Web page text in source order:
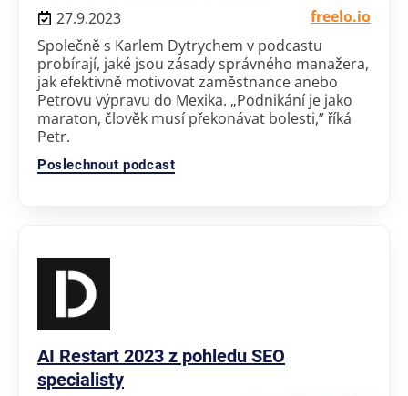
27.9.2023
freelo.io
Společně s Karlem Dytrychem v podcastu
probírají, jaké jsou zásady správného manažera,
jak efektivně motivovat zaměstnance anebo
Petrovu výpravu do Mexika. „Podnikání je jako
maraton, člověk musí překonávat bolesti,” říká
Petr.
Poslechnout podcast
AI Restart 2023 z pohledu SEO
specialisty